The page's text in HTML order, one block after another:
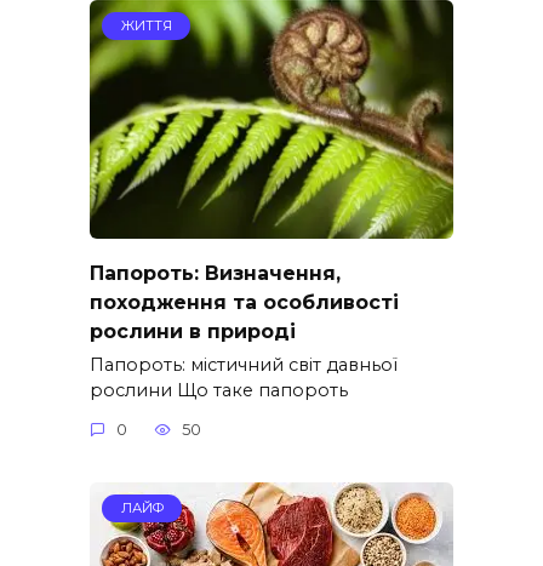
ЖИТТЯ
Папороть: Визначення,
походження та особливості
рослини в природі
Папороть: містичний світ давньої
рослини Що таке папороть
0 50
ЛАЙФ